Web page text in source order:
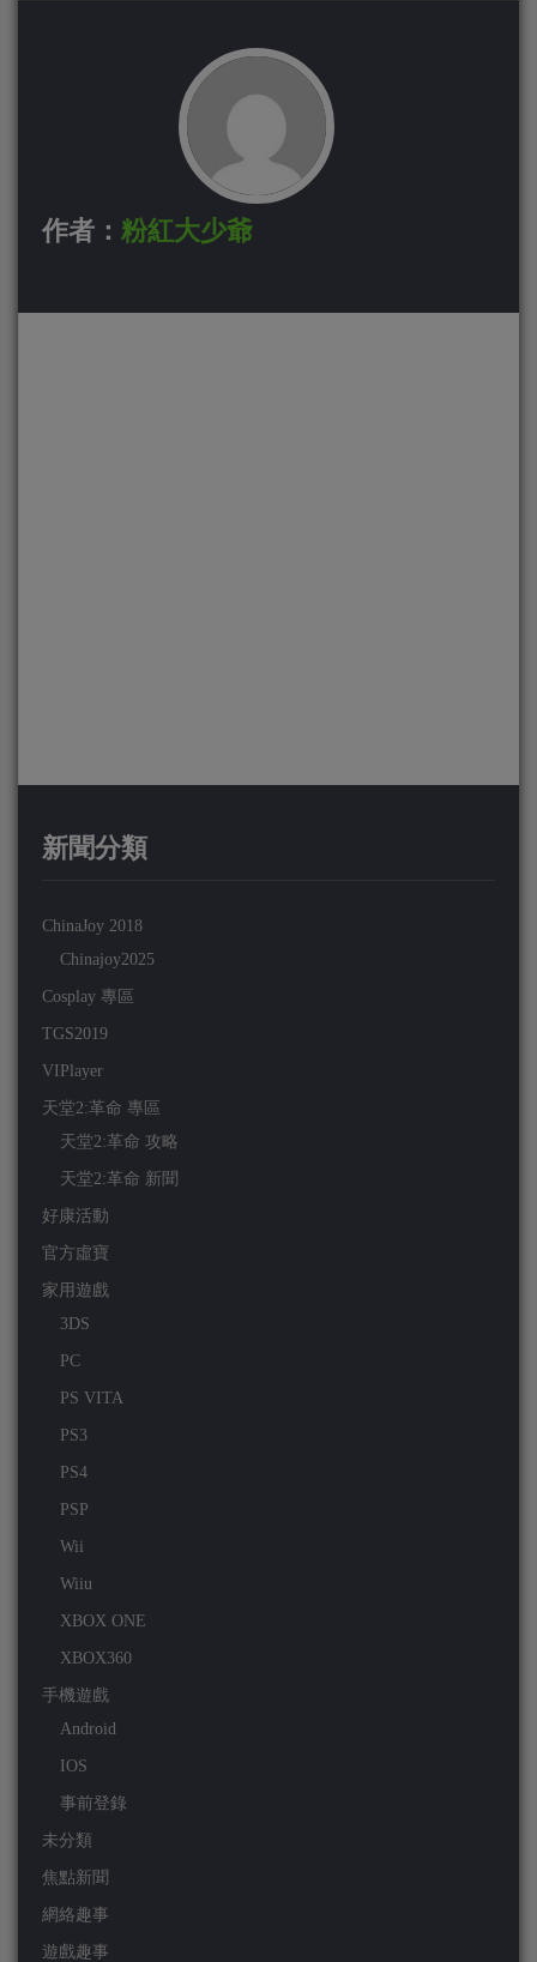
作者： 粉紅大少爺
新聞分類
ChinaJoy 2018
Chinajoy2025
Cosplay 專區
TGS2019
VIPlayer
天堂2:革命 專區
天堂2:革命 攻略
天堂2:革命 新聞
好康活動
官方虛寶
家用遊戲
3DS
PC
PS VITA
PS3
PS4
PSP
Wii
Wiiu
XBOX ONE
XBOX360
手機遊戲
Android
IOS
事前登錄
未分類
焦點新聞
網絡趣事
遊戲趣事